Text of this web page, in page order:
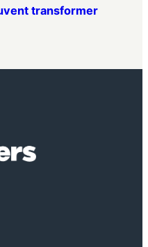
transformer